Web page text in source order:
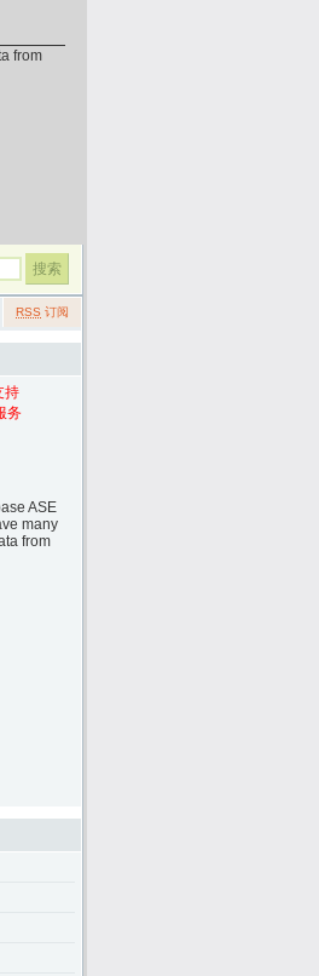
from
RSS 订阅
持
务
ASE
many
from